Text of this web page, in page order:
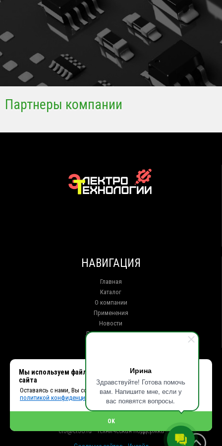
Ирина
Здравствуйте! Готова помочь
вам. Напишите мне, если у
вас появятся вопросы.
Партнеры компании
НАВИГАЦИЯ
Главная
Каталог
О компании
Применения
Новости
Доставка и оплата
КОНТАКТЫ
г. Иркутск ул. Клары Цеткин, 16, офис 15
+7 (914) 010-76-83, 8 (3952) 93-27-93 - Отдел продаж
+7 (950) 075-85-99 - Техническая поддержка
info@et38.ru - Общая почта
et2@et38.ru - Отдел продаж
et3@et38.ru - Техническая поддержка
Мы используем файлы cookie, чтобы улучшить работу
сайта
Оставаясь с нами, Вы соглашаетесь с использованием cookies и
политикой конфиденциальности.
OK